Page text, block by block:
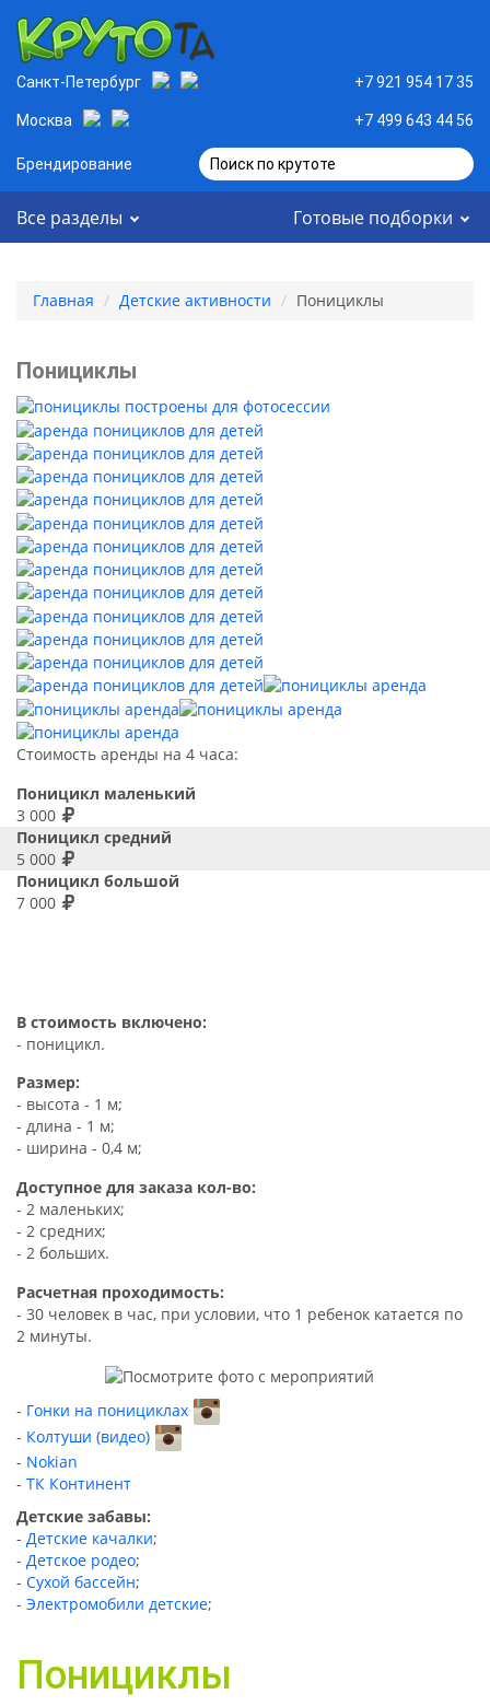
Санкт-Петербург +7 921 954 17 35
Москва +7 499 643 44 56
Брендирование Поиск по крутоте
Все разделы Готовые подборки
Главная Детские активности Понициклы
Понициклы
Стоимость аренды на 4 часа:
Поницикл маленький
3 000
Поницикл средний
5 000
Поницикл большой
7 000
В стоимость включено:
- поницикл.
Размер:
- высота - 1 м;
- длина - 1 м;
- ширина - 0,4 м;
Доступное для заказа кол-во:
- 2 маленьких;
- 2 средних;
- 2 больших.
Расчетная проходимость:
- 30 человек в час, при условии, что 1 ребенок катается по
2 минуты.
Гонки на понициклах
Колтуши (видео)
Nokian
ТК Континент
Детские забавы:
- Детские качалки;
- Детское родео;
- Сухой бассейн;
- Электромобили детские;
Понициклы